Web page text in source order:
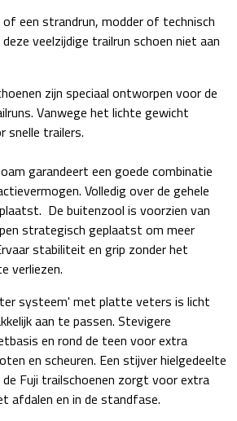
een strandrun, modder of technisch
veelzijdige trailrun schoen niet aan
zijn speciaal ontworpen voor de
Vanwege het lichte gewicht
snelle trailers.
garandeert een goede combinatie
Volledig over de gehele
De buitenzool is voorzien van
strategisch geplaatst om meer
stabiliteit en grip zonder het
verliezen.
systeem' met platte veters is licht
aan te passen. Stevigere
en rond de teen voor extra
en scheuren. Een stijver hielgedeelte
Fuji trailschoenen zorgt voor extra
afdalen en in de standfase.